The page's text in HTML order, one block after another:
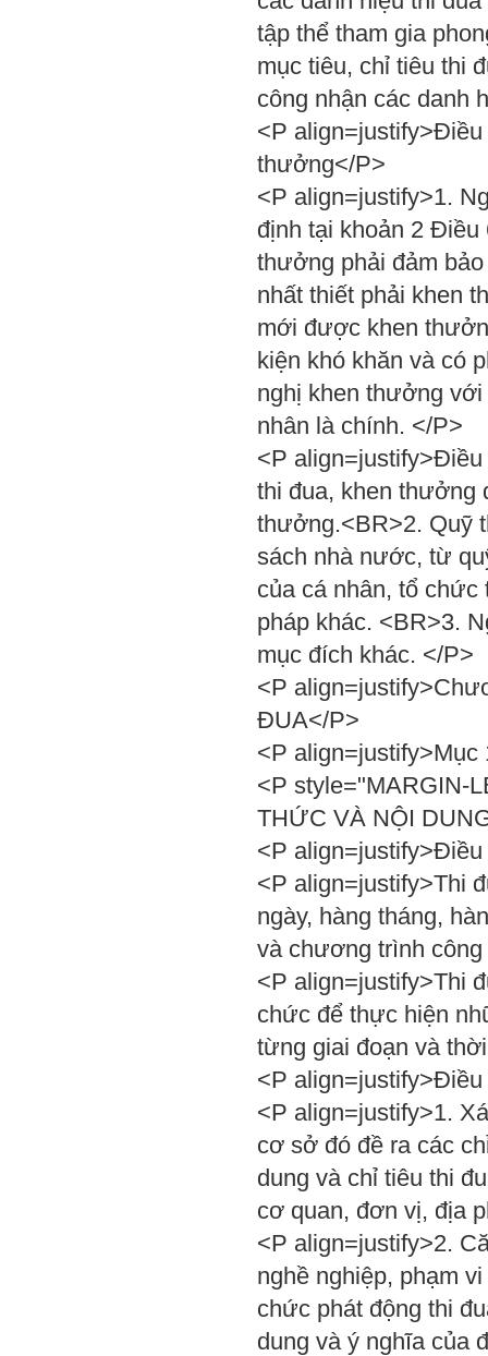
tập thể tham gia
mục tiêu, chỉ tiêu thi
công nhận các danh
<P
thưởng</P>
<P align=justify>1.
định tại khoản 2
thưởng phải đảm
nhất thiết phải khen
mới được khen
kiện khó khăn và có
nghị khen thưởng
nhân là chính. </P>
<P
thi đua, khen thưởng
thưởng.<BR>2. Quỹ
sách nhà nước, từ
của cá nhân, tổ
pháp khác. <BR>3.
mục đích khác. </P>
<P
ĐUA</P>
<P align=justify>Mục
<P style="MARGIN-
THỨC VÀ NỘI
<P
<P align=justify>Thi
ngày, hàng tháng,
và chương trình
<P align=justify>Thi
chức để thực hiện
từng giai đoạn và
<P
<P align=justify>1.
cơ sở đó đề ra các
dung và chỉ tiêu thi
cơ quan, đơn vị, địa
<P align=justify>2.
nghề nghiệp, phạm
chức phát động thi
dung và ý nghĩa của